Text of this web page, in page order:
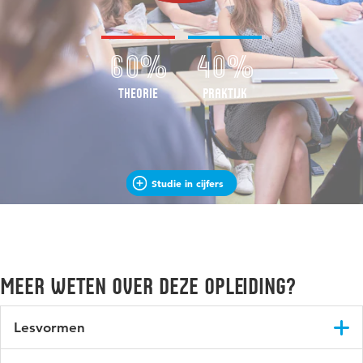
40%
Praktijk
60%
Theorie
Studie in cijfers
Meer weten over deze opleiding?
Lesvormen